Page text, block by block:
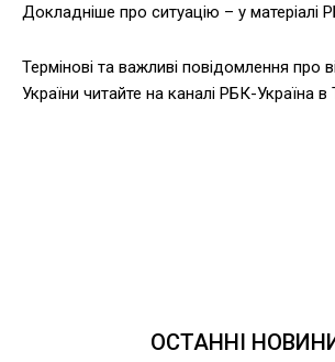
Докладніше про ситуацію – у матеріалі
Термінові та важливі повідомлення про
України читайте на каналі РБК-Україна в
ОСТАННІ